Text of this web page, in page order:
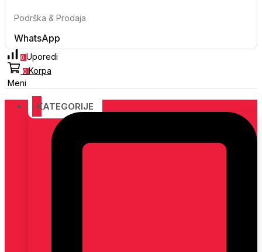
Podrška & Prodaja
WhatsApp
0 Uporedi
0 Korpa
Meni
KATEGORIJE